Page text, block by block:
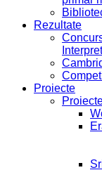
Rezultate
Proiecte